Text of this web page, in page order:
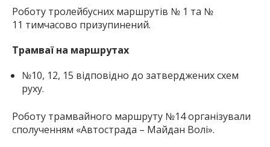
Роботу тролейбусних маршрутів № 1 та №
11 тимчасово призупинений.
Трамваї на маршрутах
№10, 12, 15 відповідно до затверджених схем
руху.
Роботу трамвайного маршруту №14 організували
сполученням «Автострада – Майдан Волі».